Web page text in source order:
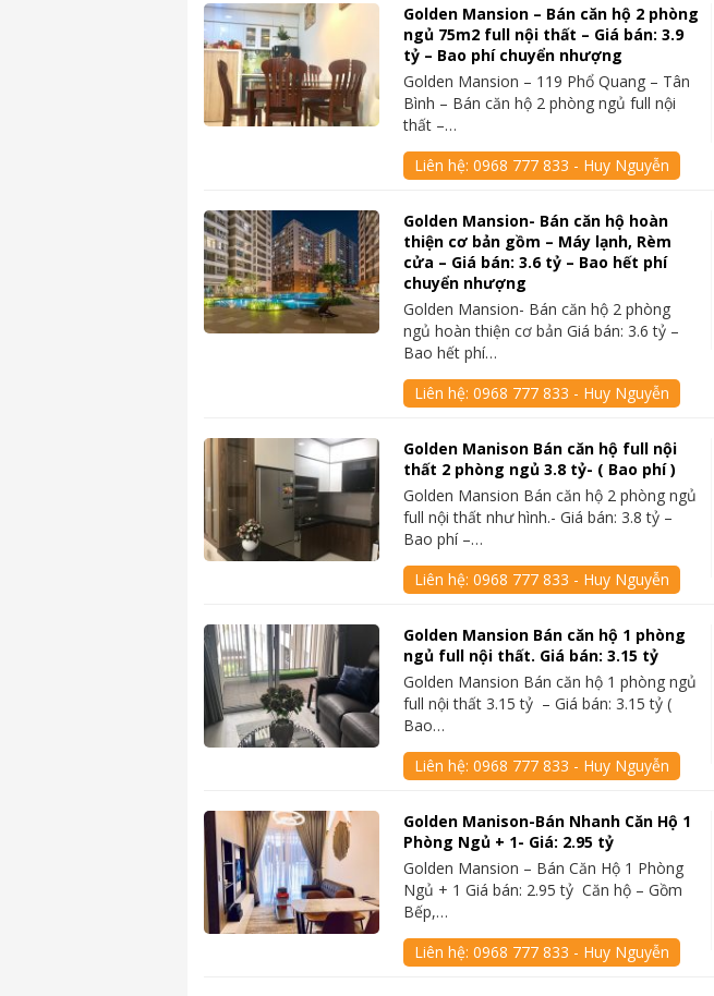
Golden Mansion – Bán căn hộ 2 phòng
ngủ 75m2 full nội thất – Giá bán: 3.9
tỷ – Bao phí chuyển nhượng
Golden Mansion – 119 Phổ Quang – Tân
Bình – Bán căn hộ 2 phòng ngủ full nội
thất –…
Liên hệ:0968 777 833 - Huy Nguyễn
Golden Mansion- Bán căn hộ hoàn
thiện cơ bản gồm – Máy lạnh, Rèm
cửa – Giá bán: 3.6 tỷ – Bao hết phí
chuyển nhượng
Golden Mansion- Bán căn hộ 2 phòng
ngủ hoàn thiện cơ bản Giá bán: 3.6 tỷ –
Bao hết phí…
Liên hệ:0968 777 833 - Huy Nguyễn
Golden Manison Bán căn hộ full nội
thất 2 phòng ngủ 3.8 tỷ- ( Bao phí )
Golden Mansion Bán căn hộ 2 phòng ngủ
full nội thất như hình.- Giá bán: 3.8 tỷ –
Bao phí –…
Liên hệ:0968 777 833 - Huy Nguyễn
Golden Mansion Bán căn hộ 1 phòng
ngủ full nội thất. Giá bán: 3.15 tỷ
Golden Mansion Bán căn hộ 1 phòng ngủ
full nội thất 3.15 tỷ – Giá bán: 3.15 tỷ (
Bao…
Liên hệ:0968 777 833 - Huy Nguyễn
Golden Manison-Bán Nhanh Căn Hộ 1
Phòng Ngủ + 1- Giá: 2.95 tỷ
Golden Mansion – Bán Căn Hộ 1 Phòng
Ngủ + 1 Giá bán: 2.95 tỷ Căn hộ – Gồm
Bếp,…
Liên hệ:0968 777 833 - Huy Nguyễn